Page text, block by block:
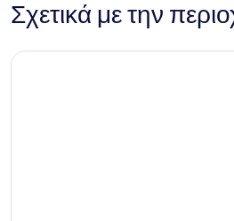
Σχετικά με την